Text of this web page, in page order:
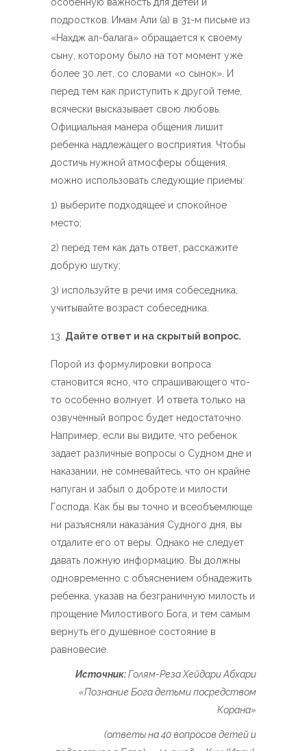
подростков. Имам Али (а) в 31-м письме из
«Нахдж ал-балага» обращается к своему
сыну, которому было на тот момент уже
более 30 лет, со словами «о сынок». И
перед тем как приступить к другой теме,
всячески высказывает свою любовь.
Официальная манера общения лишит
ребенка надлежащего восприятия. Чтобы
достичь нужной атмосферы общения,
можно использовать следующие приемы:
1) выберите подходящее и спокойное
место;
2) перед тем как дать ответ, расскажите
добрую шутку;
3) используйте в речи имя собеседника,
учитывайте возраст собеседника.
Дайте ответ и на скрытый вопрос.
Порой из формулировки вопроса
становится ясно, что спрашивающего что-
то особенно волнует. И ответа только на
озвученный вопрос будет недостаточно.
Например, если вы видите, что ребенок
задает различные вопросы о Судном дне и
наказании, не сомневайтесь, что он крайне
напуган и забыл о доброте и милости
Господа. Как бы вы точно и всеобъемлюще
ни разъясняли наказания Судного дня, вы
отдалите его от веры. Однако не следует
давать ложную информацию. Вы должны
одновременно с объяснением обнадежить
ребенка, указав на безграничную милость и
прощение Милостивого Бога, и тем самым
вернуть его душевное состояние в
равновесие.
Источник:Голям-Реза Хейдари Абхари
«Познание Бога детьми посредством
Корана»
(ответы на 40 вопросов детей и